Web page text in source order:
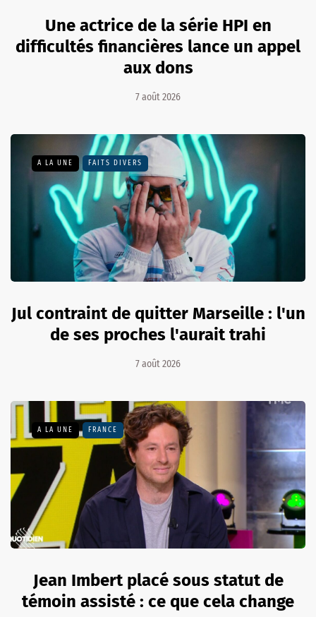
Une actrice de la série HPI en
difficultés financières lance un appel
aux dons
7 août 2026
A LA UNE FAITS DIVERS
Jul contraint de quitter Marseille : l'un
de ses proches l'aurait trahi
7 août 2026
A LA UNE FRANCE
Jean Imbert placé sous statut de
témoin assisté : ce que cela change